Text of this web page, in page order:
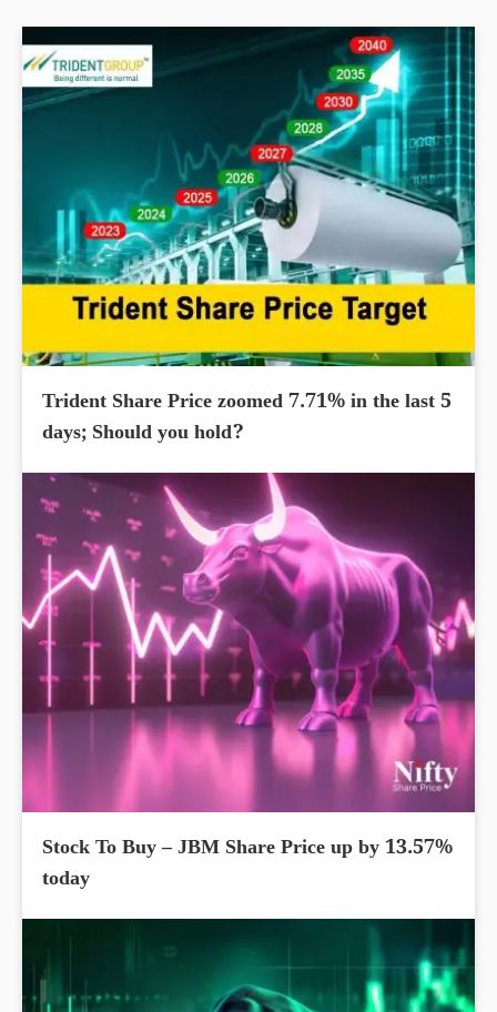
Trident Share Price zoomed 7.71% in the last 5
days; Should you hold?
Stock To Buy – JBM Share Price up by 13.57%
today